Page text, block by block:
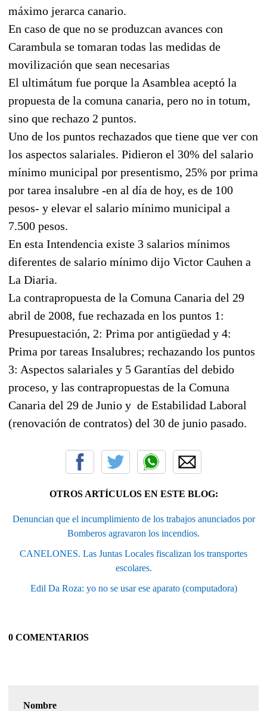
máximo jerarca canario.
En caso de que no se produzcan avances con
Carambula se tomaran todas las medidas de
movilización que sean necesarias
El ultimátum fue porque la Asamblea aceptó la
propuesta de la comuna canaria, pero no in totum,
sino que rechazo 2 puntos.
Uno de los puntos rechazados que tiene que ver con
los aspectos salariales. Pidieron el 30% del salario
mínimo municipal por presentismo, 25% por prima
por tarea insalubre -en al día de hoy, es de 100
pesos- y elevar el salario mínimo municipal a
7.500 pesos.
En esta Intendencia existe 3 salarios mínimos
diferentes de salario mínimo dijo Victor Cauhen a
La Diaria.
La contrapropuesta de la Comuna Canaria del 29
abril de 2008, fue rechazada en los puntos 1:
Presupuestación, 2: Prima por antigüedad y 4:
Prima por tareas Insalubres; rechazando los puntos
3: Aspectos salariales y 5 Garantías del debido
proceso, y las contrapropuestas de la Comuna
Canaria del 29 de Junio y de Estabilidad Laboral
(renovación de contratos) del 30 de junio pasado.
OTROS ARTÍCULOS EN ESTE BLOG:
Denuncian que el incumplimiento de los trabajos anunciados por
Bomberos agravaron los incendios.
CANELONES. Las Juntas Locales fiscalizan los transportes
escolares.
Edil Da Roza: yo no se usar ese aparato (computadora)
0 COMENTARIOS
Nombre